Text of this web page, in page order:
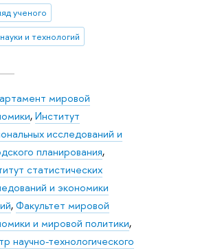
ученого
и технологий
мировой
,Институт
исследований и
планирования,
статистических
и экономики
,Факультет мировой
и мировой политики,
научно-технологического